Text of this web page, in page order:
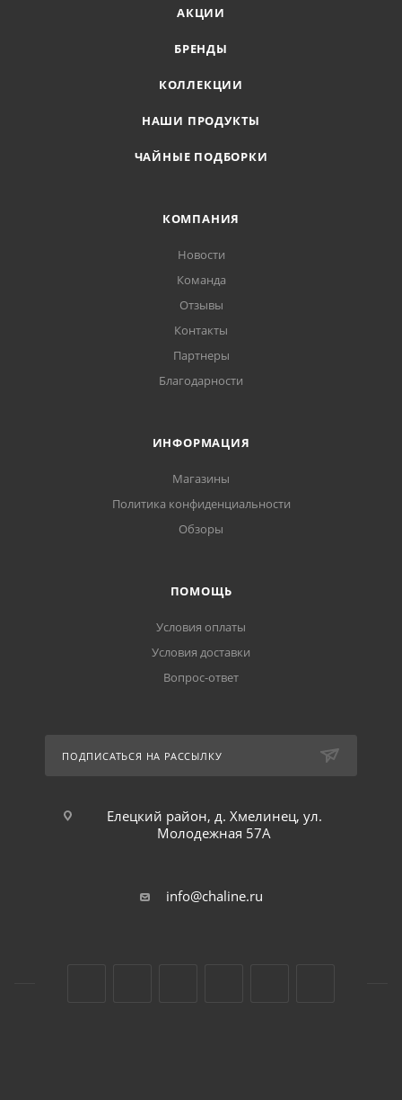
АКЦИИ
БРЕНДЫ
КОЛЛЕКЦИИ
НАШИ ПРОДУКТЫ
ЧАЙНЫЕ ПОДБОРКИ
КОМПАНИЯ
Новости
Команда
Отзывы
Контакты
Партнеры
Благодарности
ИНФОРМАЦИЯ
Магазины
Политика конфиденциальности
Обзоры
ПОМОЩЬ
Условия оплаты
Условия доставки
Вопрос-ответ
ПОДПИСАТЬСЯ НА РАССЫЛКУ
Елецкий район, д. Хмелинец, ул.
Молодежная 57А
info@chaline.ru